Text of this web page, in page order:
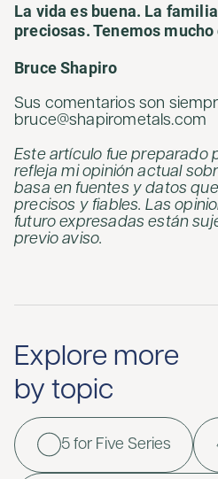
La vida es buena. La
preciosas. Tenemos
Bruce Shapiro
Sus comentarios son
bruce@shapirometals.com
Este artículo fue preparado
refleja mi opinión actual
basa en fuentes y datos
precisos y fiables. Las
futuro expresadas están
previo aviso.
Explore more
by topic
5 for Five Series